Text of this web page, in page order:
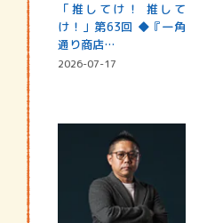
「推してけ！ 推して
け！」第63回 ◆『一角
通り商店…
2026-07-17